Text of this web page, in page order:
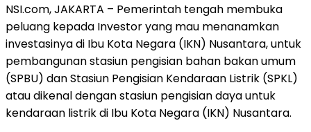
NSI.com, JAKARTA – Pemerintah tengah membuka
peluang kepada Investor yang mau menanamkan
investasinya di Ibu Kota Negara (IKN) Nusantara, untuk
pembangunan stasiun pengisian bahan bakan umum
(SPBU) dan Stasiun Pengisian Kendaraan Listrik (SPKL)
atau dikenal dengan stasiun pengisian daya untuk
kendaraan listrik di Ibu Kota Negara (IKN) Nusantara.